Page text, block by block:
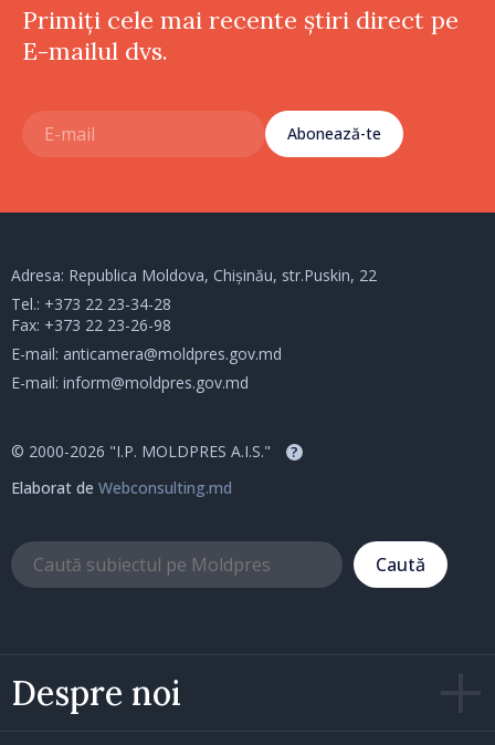
Primiți cele mai recente știri direct pe
E-mailul dvs.
Abonează-te
Despre noi
Adresa: Republica Moldova, Chișinău, str.Puskin, 22
Tel.: +373 22 23-34-28
Fax: +373 22 23-26-98
E-mail: anticamera@moldpres.gov.md
E-mail: inform@moldpres.gov.md
© 2000-2026 "I.P. MOLDPRES A.I.S." ?
Elaborat de Webconsulting.md
Caută